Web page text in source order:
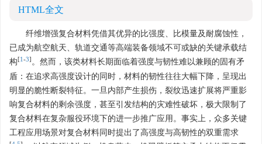
HTML全文
纤维增强复合材料凭借其优异的比强度、比模量及耐腐蚀性，
已成为航空航天、轨道交通等高端装备领域不可或缺的关键承载结
构[1 -3] 。然而，该类材料长期面临着强度与韧性难以兼顾的固有矛
盾：在追求高强度设计的同时，材料的韧性往往大幅下降，呈现出
明显的脆性断裂特征。一旦内部产生损伤，裂纹迅速扩展将严重影
响复合材料的剩余强度，甚至引发结构的灾难性破坏，极大限制了
复合材料在复杂服役环境下的进一步推广应用。事实上，众多关键
工程应用场景对复合材料同时提出了高强度与高韧性的双重需求